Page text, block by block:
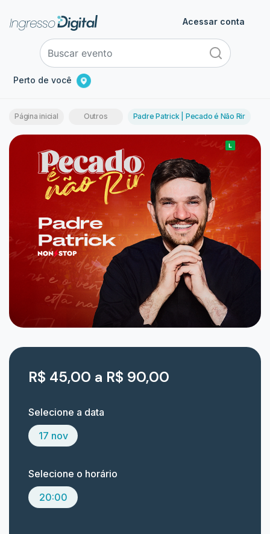
Perto de você
Acessar conta
Página inicial Outros Padre Patrick | Pecado é Não Rir
R$ 45,00 a R$ 90,00
Selecione a data
17 nov
Selecione o horário
20:00